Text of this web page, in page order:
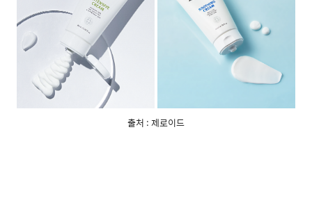
출처 : 제로이드